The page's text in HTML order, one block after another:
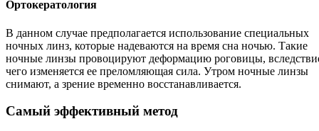
Ортокератология
В данном случае предполагается использование специальных
ночных линз, которые надеваются на время сна ночью. Такие
ночные линзы провоцируют деформацию роговицы,
чего изменяется ее преломляющая сила. Утром ночные линзы
снимают, а зрение временно восстанавливается.
Самый эффективный метод